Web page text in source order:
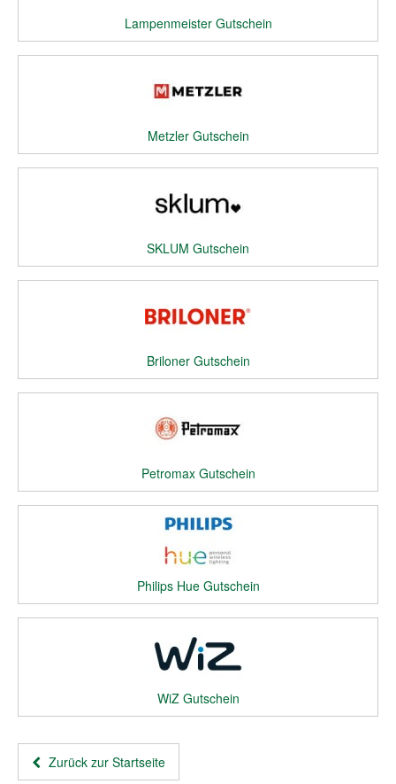
Lampenmeister Gutschein
Metzler Gutschein
SKLUM Gutschein
Briloner Gutschein
Petromax Gutschein
Philips Hue Gutschein
WiZ Gutschein
Zurück zur Startseite